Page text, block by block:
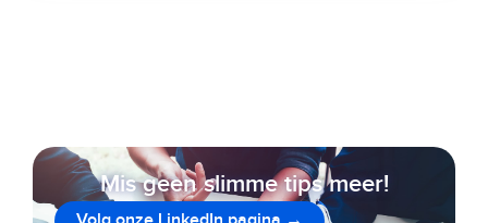
Mis geen slimme tips meer!